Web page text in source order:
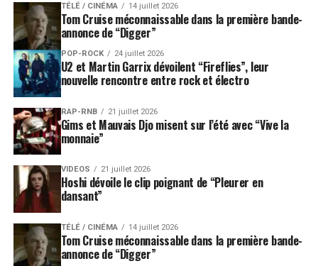
TÉLÉ / CINÉMA 14 juillet 2026
Tom Cruise méconnaissable dans la première bande-
annonce de “Digger”
POP-ROCK 24 juillet 2026
U2 et Martin Garrix dévoilent “Fireflies”, leur
nouvelle rencontre entre rock et électro
RAP-RNB 21 juillet 2026
Gims et Mauvais Djo misent sur l’été avec “Vive la
monnaie”
VIDEOS 21 juillet 2026
Hoshi dévoile le clip poignant de “Pleurer en
dansant”
TÉLÉ / CINÉMA 14 juillet 2026
Tom Cruise méconnaissable dans la première bande-
annonce de “Digger”